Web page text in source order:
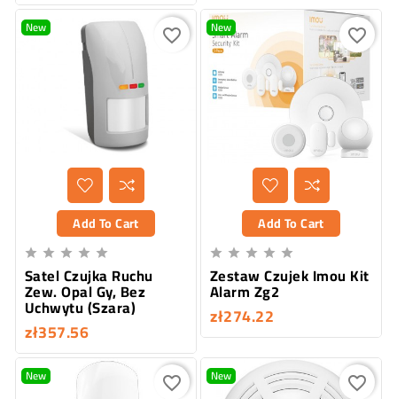
New
Add To Cart
    
Satel Czujka Ruchu
Zew. Opal Gy, Bez
Uchwytu (Szara)
zł357.56
favorite_border New
Add To Cart
    
Zestaw Czujek Imou Kit
Alarm Zg2
zł274.22
favorite_border
New favorite_border New favorite_border